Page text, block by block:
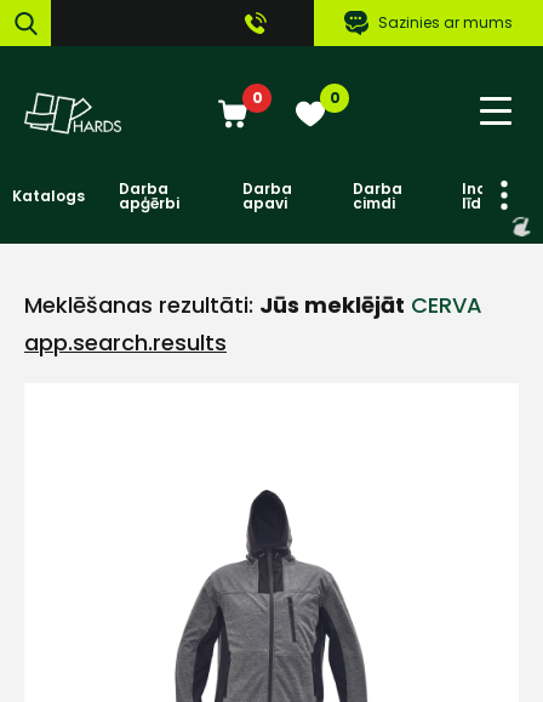
Sazinies ar mums
0 0
Katalogs Darba
apģērbi
Darba
apavi
Darba
cimdi līdzekļi
Meklēšanas rezultāti: Jūs meklējāt CERVA
app.search.results